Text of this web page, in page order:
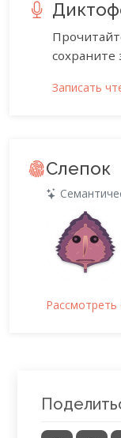
сохраните
Записать
Слепок
Рассмотреть